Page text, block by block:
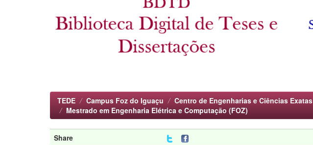
TEDE Campus Foz do Iguaçu Centro de Engenharias e Ciências Exatas
Mestrado em Engenharia Elétrica e Computação (FOZ)
Share